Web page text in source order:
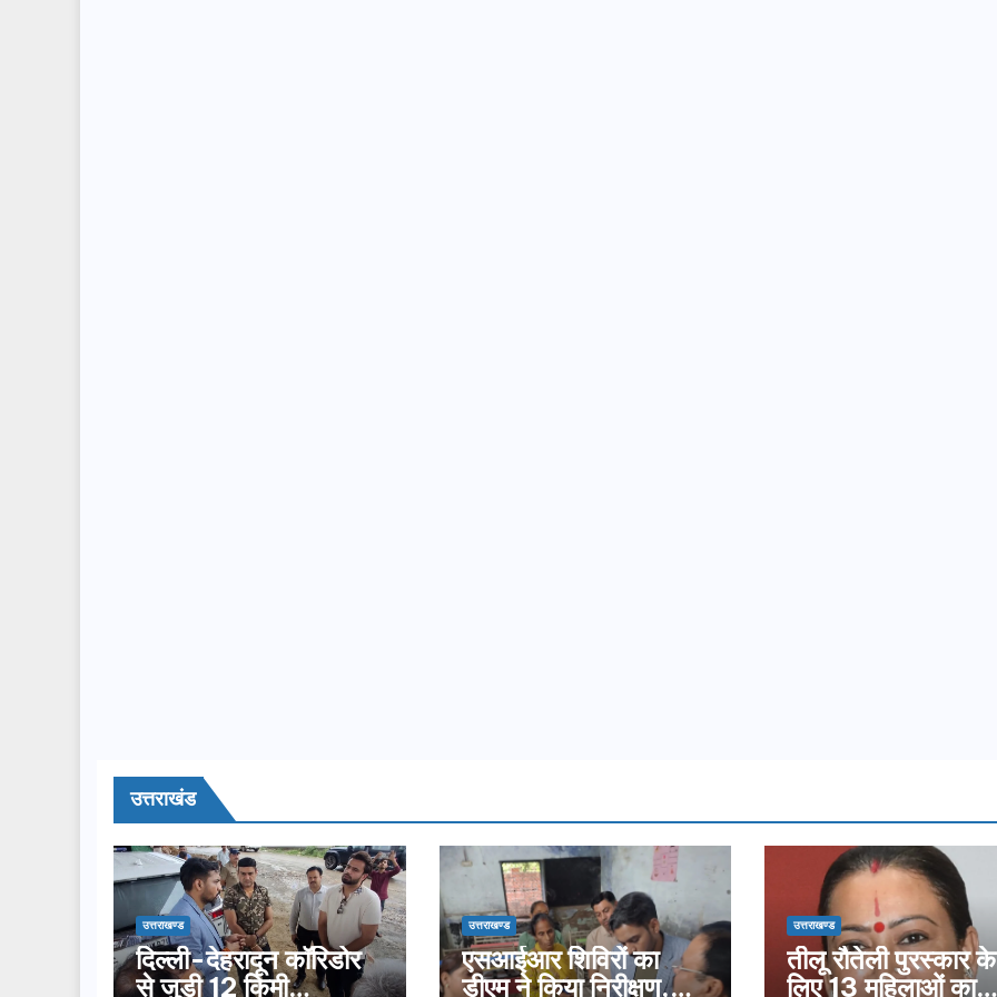
उत्तराखंड
उत्तराखण्ड
दिल्ली-देहरादून कॉरिडोर
से जुड़ी 12 किमी
उत्तराखण्ड
एसआईआर शिविरों का
डीएम ने किया निरीक्षण,
उत्तराखण्ड
तीलू रौतेली पुरस्कार के
लिए 13 महिलाओं का